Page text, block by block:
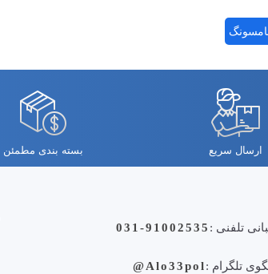
ارسال سریع بسته بندی مطمئن
تلفنی : 031-91002535
تلگرام :Alo33pol@